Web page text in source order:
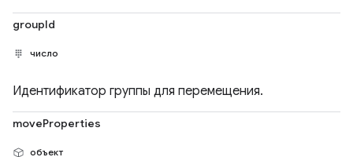
groupId
число
Идентификатор группы для перемещения.
moveProperties
объект